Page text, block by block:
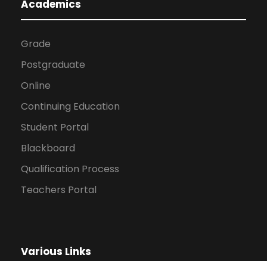
Academics
Grade
Postgraduate
Online
Continuing Education
Student Portal
Blackboard
Qualification Process
Teachers Portal
Various Links